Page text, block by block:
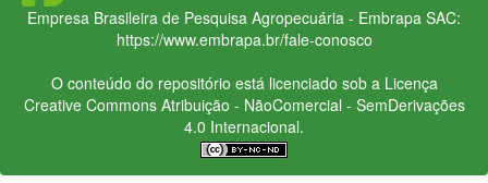
Empresa Brasileira de Pesquisa Agropecuária - Embrapa SAC:
https://www.embrapa.br/fale-conosco
O conteúdo do repositório está licenciado sob a Licença
Creative CommonsAtribuição - NãoComercial - SemDerivações
4.0 Internacional.